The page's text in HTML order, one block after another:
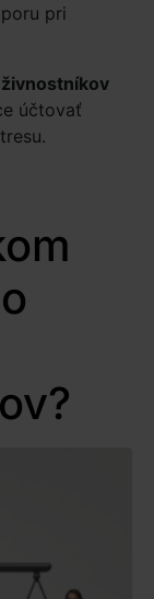
pri
účtovať